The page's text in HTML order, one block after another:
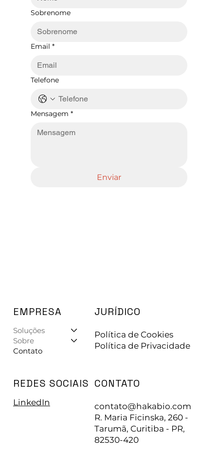
Sobrenome
Email *
Telefone
Mensagem *
Enviar
Soluções
Sobre
Contato
EMPRESA JURÍDICO
Política de Privacidade
Política de Cookies
REDES SOCIAIS
LinkedIn
CONTATO
contato@hakabio.com
R. Maria Ficinska, 260 -
Tarumã, Curitiba - PR,
82530-420